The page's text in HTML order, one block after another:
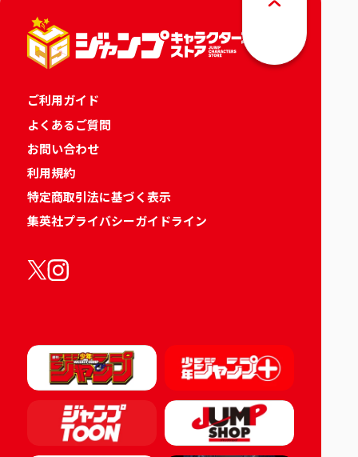
ご利用ガイド
よくあるご質問
お問い合わせ
利用規約
特定商取引法に基づく表示
集英社プライバシーガイドライン